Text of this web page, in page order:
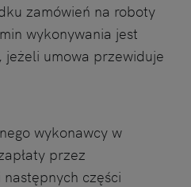
zamówień na roboty
wykonywania jest
jeżeli umowa przewiduje
wykonawcy w
przez
części